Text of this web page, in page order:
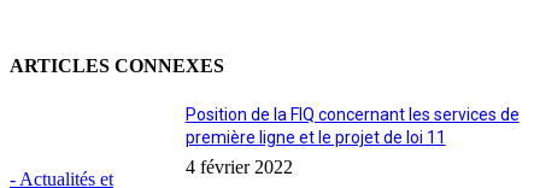
ARTICLES CONNEXES
- Actualités et
Position de la FIQ concernant les services de
première ligne et le projet de loi 11
4 février 2022